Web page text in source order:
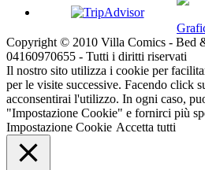
Copyright © 2010 Villa Comics - Bed
04160970655 - Tutti i diritti riservati
Il nostro sito utilizza i cookie per
per le visite successive. Facendo click
acconsentirai l'utilizzo. In ogni caso,
"Impostazione Cookie" e fornirci più
Impostazione Cookie Accetta tutti